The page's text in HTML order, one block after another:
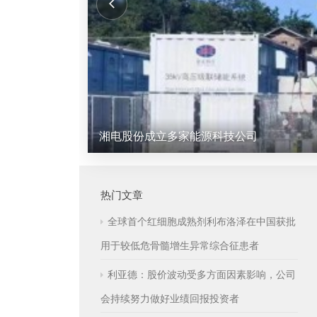
资源集聚铸造产业新优势
热门文章
全球首个红细胞成熟剂利布洛泽在中国获批
用于较低危骨髓增生异常综合征患者
利亚德：股价波动受多方面因素影响，公司
会持续努力做好业绩回报投资者